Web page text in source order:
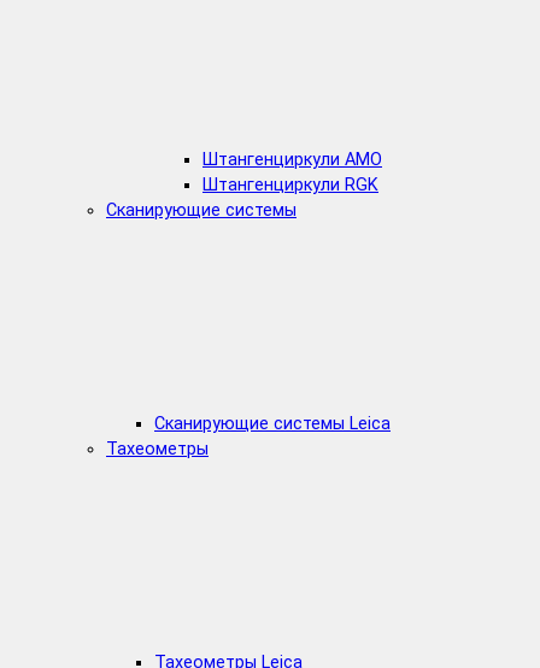
Штангенциркули AMO
Штангенциркули RGK
Сканирующие системы
Сканирующие системы Leica
Тахеометры
Тахеометры Leica